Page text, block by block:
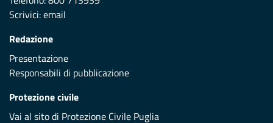
Scrivici:email
Redazione
Presentazione
Responsabili di pubblicazione
Protezione civile
Vai al sito di Protezione Civile Puglia